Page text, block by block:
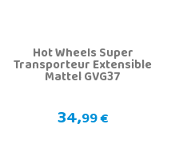
Hot Wheels Super
Transporteur Extensible
Mattel GVG37
34,99 €